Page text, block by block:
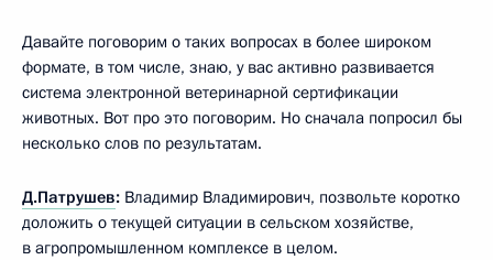
Давайте поговорим о таких вопросах в более широком
формате, в том числе, знаю, у вас активно развивается
система электронной ветеринарной сертификации
животных. Вот про это поговорим. Но сначала попросил бы
несколько слов по результатам.
Д.Патрушев: Владимир Владимирович, позвольте коротко
доложить о текущей ситуации в сельском хозяйстве,
в агропромышленном комплексе в целом.